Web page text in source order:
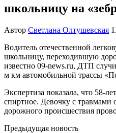
школьницу на
Автор Светлана Олтушевская
Водитель отечественной
школьницу, переходившую
известно 09-news.ru, ДТП
м км автомобильной трассы
Экспертиза показала, что 58-
спиртное. Девочку с травмами
дорожного происшествия
Предыдущая новость